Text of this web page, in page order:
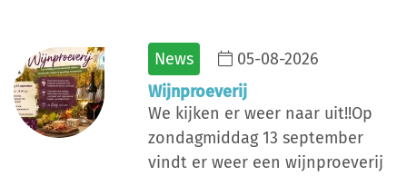
News
05-08-2026
Wijnproeverij
We kijken er weer naar uit!!Op
zondagmiddag 13 september
vindt er weer een wijnproeverij